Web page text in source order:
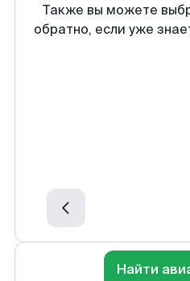
Также вы можете
обратно, если уже
Найти